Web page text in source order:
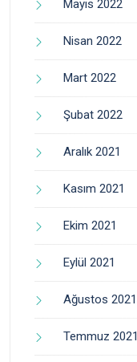
Mayıs 2022
Nisan 2022
Mart 2022
Şubat 2022
Aralık 2021
Kasım 2021
Ekim 2021
Eylül 2021
Ağustos 2021
Temmuz 2021